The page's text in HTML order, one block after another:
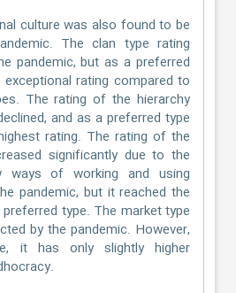
culture was also found to be
The clan type rating
pandemic, but as a preferred
rating compared to
The rating of the hierarchy
and as a preferred type
rating. The rating of the
significantly due to the
of working and using
pandemic, but it reached the
type. The market type
by the pandemic. However,
it has only slightly higher